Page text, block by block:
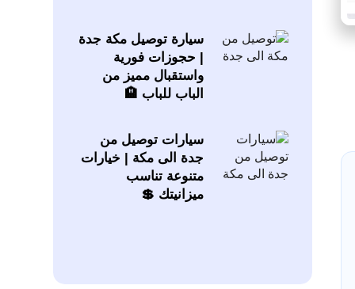
سيارة توصيل مكة جدة
| حجوزات فورية
واستقبال مميز من
الباب للباب 🏨
سيارات توصيل من
جدة الى مكة | خيارات
متنوعة تناسب
ميزانيتك 💲